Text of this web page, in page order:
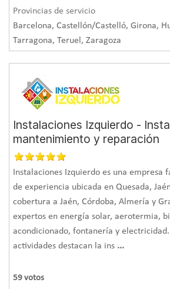
principales
tipos de materiales de
espumas de poliuretano (PUR),
También se emplean otros como la
fenólica, el corcho, los morteros
permanezca inalterable a lo largo del
posible y que cumpla con los requisitos
supresión de lospuentes térmicosy
estanqueidad de la envolvente con el
Los fabricantes ofrecen
materiales ajustados a distintas
pueden instalar en fachadas (muros y
instalaciones (tuberías). Espuma
Provincias de servicio
Barcelona, Castellón/Castelló, Girona,
Tarragona, Teruel, Zaragoza
Instalaciones Izquierdo -
mantenimiento y reparación
Instalaciones Izquierdo es una empresa
de experiencia ubicada en Quesada,
cobertura a Jaén, Córdoba, Almería y
expertos en energía solar, aerotermia,
acondicionado, fontanería y electricidad.
actividades destacan la ins ...
59 votos